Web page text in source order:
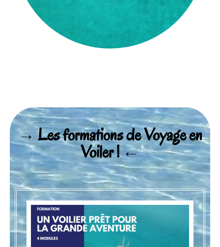
→ Les formations de Voyage en
Voiler !​ ←